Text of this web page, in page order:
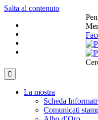
Salta al contenuto
La mostra
Scheda
Comunicati